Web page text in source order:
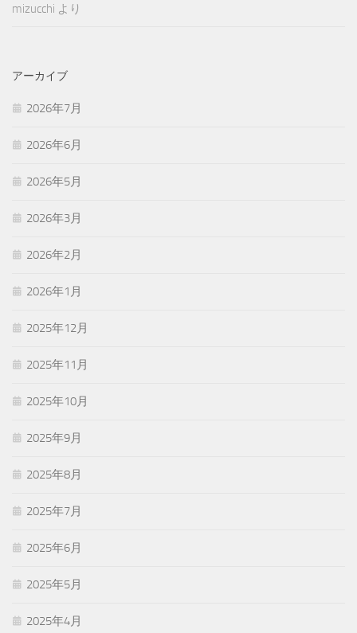
mizucchi より
アーカイブ
2026年7月
2026年6月
2026年5月
2026年3月
2026年2月
2026年1月
2025年12月
2025年11月
2025年10月
2025年9月
2025年8月
2025年7月
2025年6月
2025年5月
2025年4月